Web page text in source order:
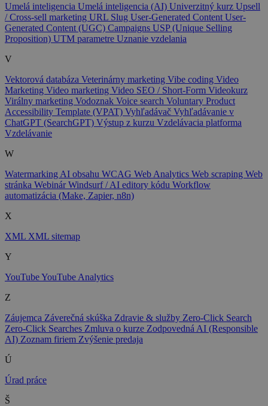
Umelá inteligencia Umelá inteligencia (AI) Univerzitný kurz Upsell
/ Cross-sell marketing URL Slug User-Generated Content User-
Generated Content (UGC) Campaigns USP (Unique Selling
Proposition) UTM parametre Uznanie vzdelania
V
Vektorová databáza Veterinárny marketing Vibe coding Video
Marketing Video marketing Video SEO / Short-Form Videokurz
Virálny marketing Vodoznak Voice search Voluntary Product
Accessibility Template (VPAT) Vyhľadávač Vyhľadávanie v
ChatGPT (SearchGPT) Výstup z kurzu Vzdelávacia platforma
Vzdelávanie
W
Watermarking AI obsahu WCAG Web Analytics Web scraping Web
stránka WebinárWindsurf / AI editory kódu Workflow
automatizácia (Make, Zapier, n8n)
X
XML XML sitemap
Y
YouTubeYouTube Analytics
Z
Záujemca Záverečná skúška Zdravie & služby Zero-Click Search
Zero-Click Searches Zmluva o kurze Zodpovedná AI (Responsible
AI) Zoznam firiem Zvýšenie predaja
Ú
Úrad práce
Š